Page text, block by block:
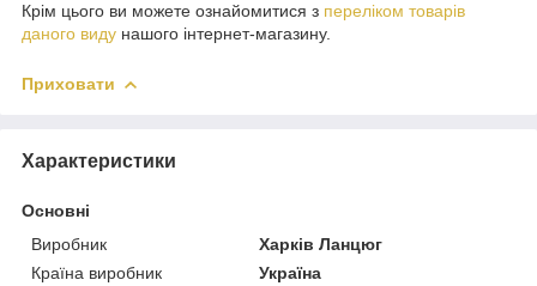
Крім цього ви можете ознайомитися з переліком товарів
даного виду нашого інтернет-магазину.
Приховати
Характеристики
Основні
Виробник
Харків Ланцюг
Країна виробник
Україна